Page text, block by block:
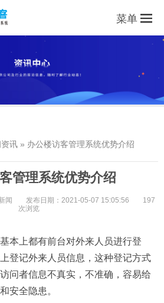
菜单
讯 » 办公楼访客管理系统优势介绍
管理系统优势介绍
闻 发布日期：2021-05-07 15:05:56
197
次浏览
本上都有前台对外来人员进行登
登记外来人员信息，这种登记方式
问者信息不真实，不准确，容易给
安全隐患。